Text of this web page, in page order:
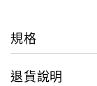
規格
退貨說明